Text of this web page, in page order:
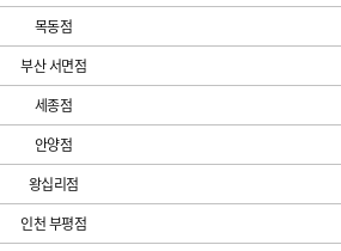
목동점
부산 서면점
세종점
안양점
왕십리점
인천 부평점